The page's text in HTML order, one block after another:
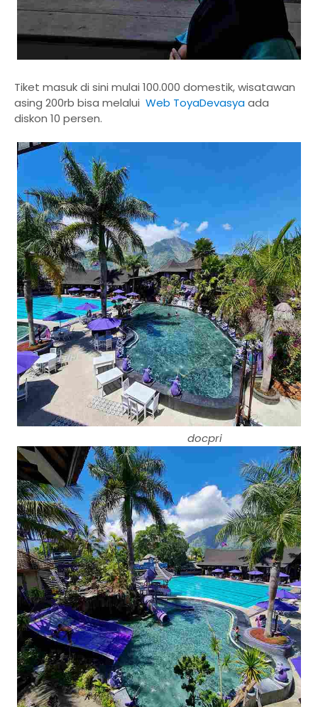
Tiket masuk di sini mulai 100.000 domestik, wisatawan
asing 200rb bisa melalui Web ToyaDevasyaada
diskon 10 persen.
docpri